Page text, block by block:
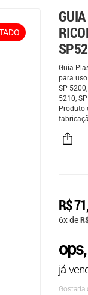
Guia
para
SP
5210,
Produto
R$
6x de
ops,
já
Gostaria